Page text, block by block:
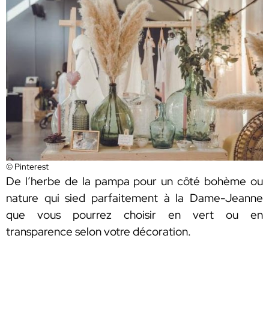
© Pinterest
De l’herbe de la pampa pour un côté bohème ou
nature qui sied parfaitement à la Dame-Jeanne
que vous pourrez choisir en vert ou en
transparence selon votre décoration.